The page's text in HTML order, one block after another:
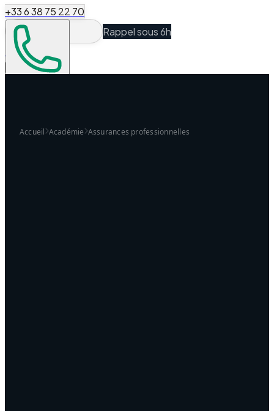
+33 6 38 75 22 70
Rappel sous 6h
Espace Client
Accueil Académie Assurances professionnelles